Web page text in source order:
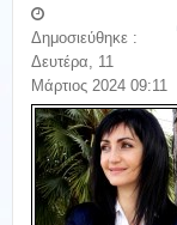
Δημοσιεύθηκε :
Δευτέρα, 11
Μάρτιος 2024 09:11